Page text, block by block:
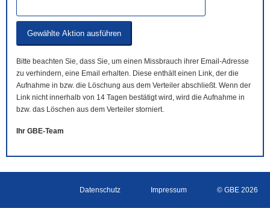
Bitte beachten Sie, dass Sie, um einen Missbrauch ihrer Email-Adresse
zu verhindern, eine Email erhalten. Diese enthält einen Link, der die
Aufnahme in bzw. die Löschung aus dem Verteiler abschließt. Wenn der
Link nicht innerhalb von 14 Tagen bestätigt wird, wird die Aufnahme in
bzw. das Löschen aus dem Verteiler storniert.
Ihr GBE-Team
Datenschutz Impressum © GBE 2026